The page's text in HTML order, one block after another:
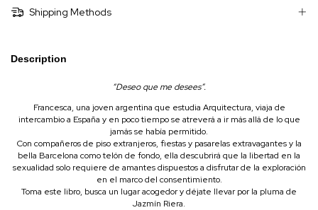
Shipping Methods
Description
“Deseo que me desees”.
Francesca, una joven argentina que estudia Arquitectura, viaja de
intercambio a España y en poco tiempo se atreverá a ir más allá de lo que
jamás se había permitido.
Con compañeros de piso extranjeros, fiestas y pasarelas extravagantes y la
bella Barcelona como telón de fondo, ella descubrirá que la libertad en la
sexualidad solo requiere de amantes dispuestos a disfrutar de la exploración
en el marco del consentimiento.
Toma este libro, busca un lugar acogedor y déjate llevar por la pluma de
Jazmín Riera.